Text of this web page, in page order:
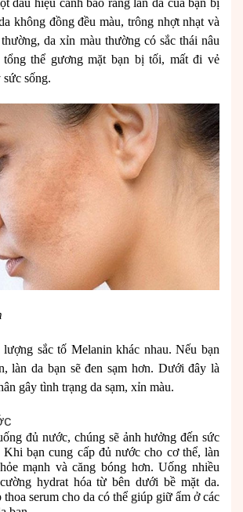
không đồng đều màu, trông nhợt nhạt và
da xỉn màu thường có sắc thái nâu
tổng thể gương mặt bạn bị tối, mất đi vẻ
sức sống.
sắc tố Melanin khác nhau. Nếu bạn
làn da bạn sẽ đen sạm hơn. Dưới đây là
gây tình trạng da sạm, xỉn màu.
đủ nước, chúng sẽ ảnh hưởng đến sức
Khi bạn cung cấp đủ nước cho cơ thể, làn
mạnh và căng bóng hơn. Uống nhiều
hydrat hóa từ bên dưới bề mặt da.
serum cho da có thể giúp giữ ẩm ở các